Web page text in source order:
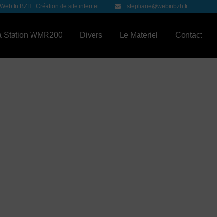
Web In BZH : Création de site internet stephane@webinbzh.fr
Station WMR200 Divers Le Materiel Contact